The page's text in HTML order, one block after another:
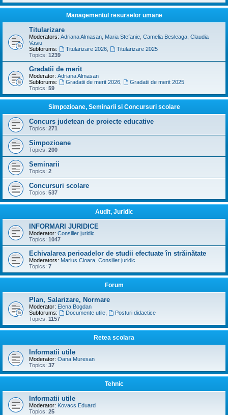
Managementul resurselor umane
Titularizare
Moderators: Adriana Almasan Maria Stefanie Camelia Besleaga Claudia
Vasiu
Subforums:
Titularizare 2026,
Titularizare 2025
Topics: 1239
Gradatii de merit
Moderator: Adriana Almasan
Subforums:
Gradatii de merit 2026,
Gradatii de merit 2025
Topics: 59
Simpozioane, Seminarii si Concursuri scolare
Concurs judetean de proiecte educative
Topics: 271
Simpozioane
Topics: 200
Seminarii
Topics: 2
Concursuri scolare
Topics: 537
Audit, Juridic
INFORMARI JURIDICE
Moderator: Consilier juridic
Topics: 1047
Echivalarea perioadelor de studii efectuate în străinătate
Moderators: Marius Cioara Consilier juridic
Topics: 7
Forum
Plan, Salarizare, Normare
Moderator: Elena Bogdan
Subforums:
Documente utile,
Posturi didactice
Topics: 1157
Retea scolara
Informatii utile
Moderator: Oana Muresan
Topics: 37
Tehnic
Informatii utile
Moderator: Kovacs Eduard
Topics: 25